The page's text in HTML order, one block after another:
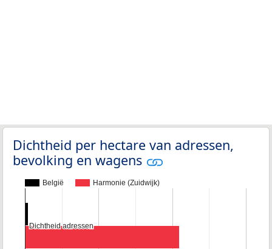
Dichtheid per hectare van adressen,
bevolking en wagens
België Harmonie (Zuidwijk)
Dichtheid adressen
Dichtheid adressen